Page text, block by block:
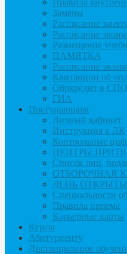
Замены
Расписание
Расписание
Размещение
ПАМЯТКА
Расписание
Квитанции об
Обркредит в СПО
ГИА
Поступающим
Личный кабинет
Инструкция к ЛК
Контрольные
ЦЕНТРЫ
Список лиц,
ОТБОРОЧНАЯ
ДЕНЬ
Специальности
Правила приема
Карьерные карты
Курсы
Абитуриенту
Дистанционное